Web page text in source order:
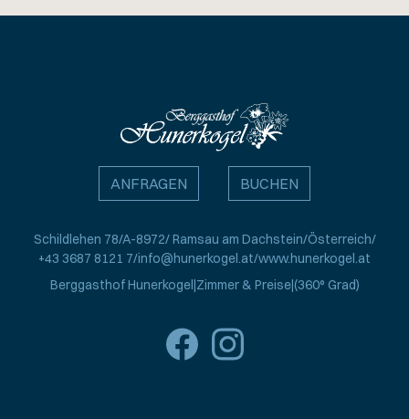
ANFRAGEN BUCHEN
Schildlehen 78 A-8972 Ramsau am Dachstein Österreich
+43 3687 8121 7 info@hunerkogel.at www.hunerkogel.at
Berggasthof Hunerkogel Zimmer & Preise (360° Grad)